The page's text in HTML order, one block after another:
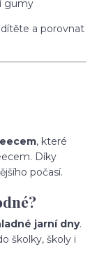
gumy
a porovnat
, které
Díky
počasí.
jarní dny.
školky, školy i